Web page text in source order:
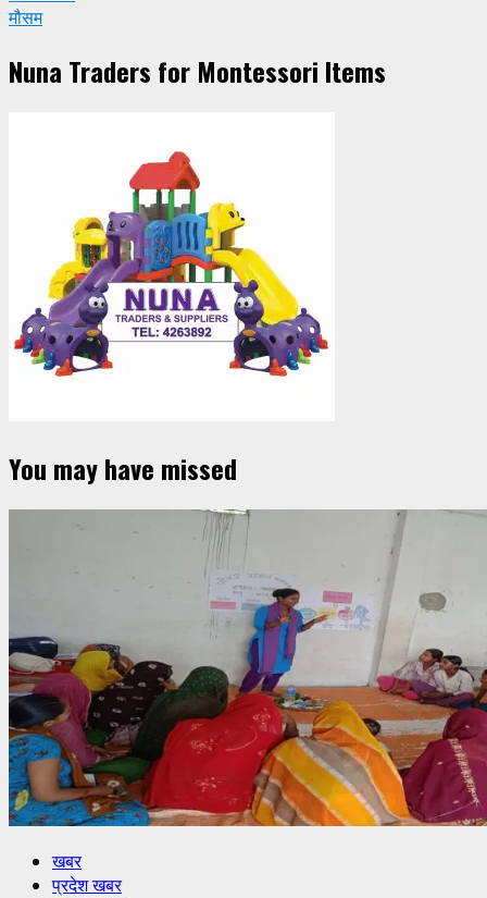
मौसम
Nuna Traders for Montessori Items
You may have missed
खबर
प्रदेश खबर